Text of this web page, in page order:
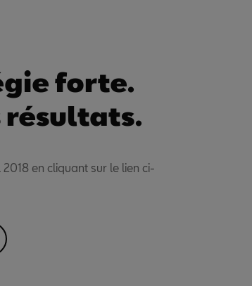
forte.
résultats.
en cliquant sur le lien ci-